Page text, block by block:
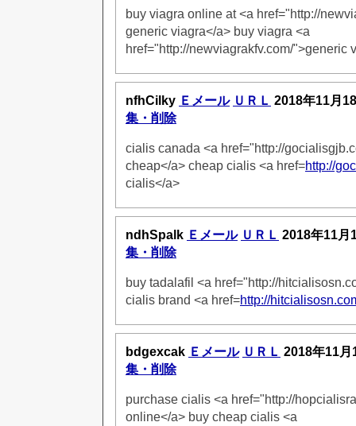
buy viagra online at <a href="http://
generic viagra</a> buy viagra <a
href="http://newviagrakfv.com/">generic
nfhCilky Ｅメール ＵＲＬ 2018年11月
集・削除
cialis canada <a href="http://
cheap</a> cheap cialis <a href=http://
cialis</a>
ndhSpalk Ｅメール ＵＲＬ 2018年11月
集・削除
buy tadalafil <a href="http://
cialis brand <a href=http://
bdgexcak Ｅメール ＵＲＬ 2018年11
集・削除
purchase cialis <a href="http://
online</a> buy cheap cialis <a